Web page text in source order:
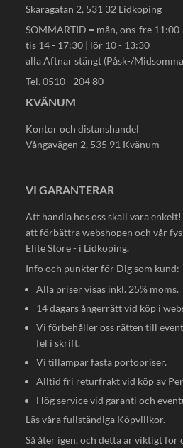
Skaragatan 2, 531 32 Lidköping
SOMMARTID = mån, ons-fre 11:00
tis 14 - 17:30 | lör 10 - 13:30
alla Aftnar stängt (Påsk-/
Tel. 0510 - 204 80
KVÄNUM
Kontor och distanshandel
Vångavägen 2, 535 91 Kvänum
VI GARANTERAR
Att handla hos oss skall vara
att förbättra webshopen och vår
Elite Store - i Lidköping.
Info och punkter för Dig som kund:
Alla priser visas inkl. 25% moms.
14 dagars ångerrätt vid köp i
Vi förbehåller oss rätten till
fel i skrift.
Vi tillämpar fasta portopriser.
Alltid fri returfrakt vid köp av
Hög service vid garanti och
Läs våra fullständiga Köpvillkor.
Så åter igen, och detta är viktigt för